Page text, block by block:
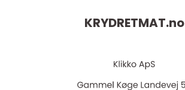
KRYDRETMAT.no